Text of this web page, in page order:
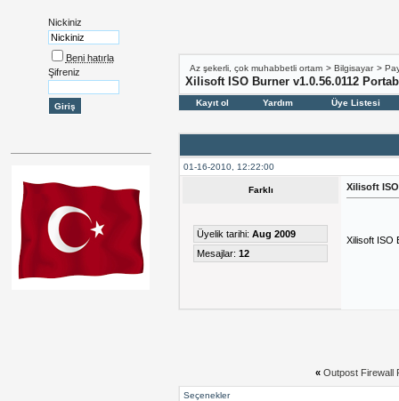
Nickiniz
Beni hatırla
Şifreniz
Az şekerli, çok muhabbetli ortam > Bilgisayar >
Xilisoft ISO Burner v1.0.56.0112
Kayıt ol Yardım Üye Listesi
01-16-2010, 12:22:00
Farklı
Üyelik tarihi: Aug 2009
Mesajlar: 12
Xilisoft
Xilisoft ISO
« Outpost Firewall
Seçenekler